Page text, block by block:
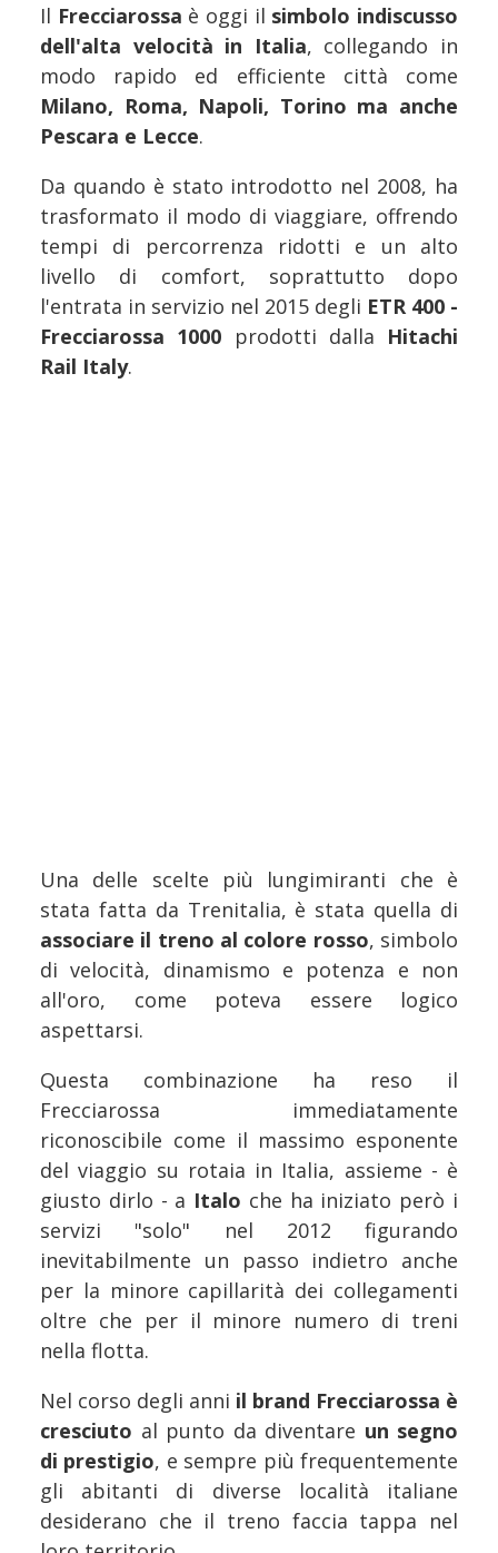
Il Frecciarossa è oggi il simbolo indiscusso
dell'alta velocità in Italia, collegando in
modo rapido ed efficiente città come
Milano, Roma, Napoli, Torino ma anche
Pescara e Lecce.
Da quando è stato introdotto nel 2008, ha
trasformato il modo di viaggiare, offrendo
tempi di percorrenza ridotti e un alto
livello di comfort, soprattutto dopo
l'entrata in servizio nel 2015 degli ETR 400 -
Frecciarossa 1000 prodotti dalla Hitachi
Rail Italy.
Una delle scelte più lungimiranti che è
stata fatta da Trenitalia, è stata quella di
associare il treno al colore rosso, simbolo
di velocità, dinamismo e potenza e non
all'oro, come poteva essere logico
aspettarsi.
Questa combinazione ha reso il
Frecciarossa immediatamente
riconoscibile come il massimo esponente
del viaggio su rotaia in Italia, assieme - è
giusto dirlo - a Italo che ha iniziato però i
servizi "solo" nel 2012 figurando
inevitabilmente un passo indietro anche
per la minore capillarità dei collegamenti
oltre che per il minore numero di treni
nella flotta.
Nel corso degli anni il brand Frecciarossa è
cresciuto al punto da diventare un segno
di prestigio, e sempre più frequentemente
gli abitanti di diverse località italiane
desiderano che il treno faccia tappa nel